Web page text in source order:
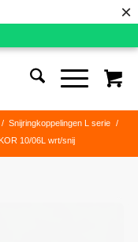
×
/ Snijringkoppelingen L serie
/
10/06L wrt/snij